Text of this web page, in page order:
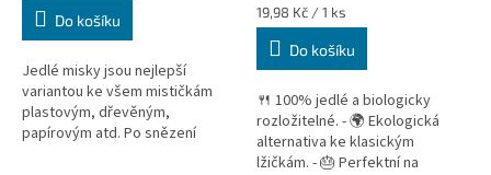
Do košíku
Jedlé misky jsou nejlepší
variantou ke všem mističkám
plastovým, dřevěným,
papírovým atd. Po snězení
Měrná
cena:
19,98 Kč / 1 ks
Do košíku
🍴 100% jedlé a biologicky
rozložitelné. - 🌍 Ekologická
alternativa ke klasickým
lžičkám. - 🎂 Perfektní na